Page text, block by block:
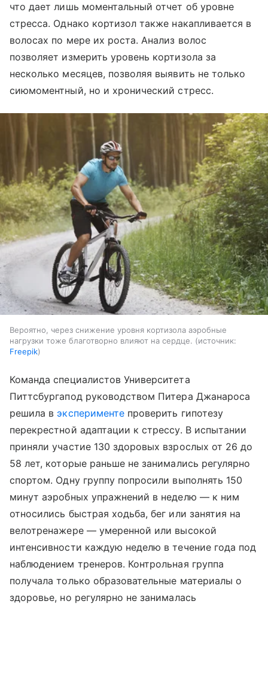
что дает лишь моментальный отчет об уровне
стресса. Однако кортизол также накапливается в
волосах по мере их роста. Анализ волос
позволяет измерить уровень кортизола за
несколько месяцев, позволяя выявить не только
сиюмоментный, но и хронический стресс.
Вероятно, через снижение уровня кортизола аэробные
нагрузки тоже благотворно влияют на сердце.
источник:
Freepik
Команда специалистов Университета
Питтсбургапод руководством Питера Джанароса
решила в эксперименте проверить гипотезу
перекрестной адаптации к стрессу. В испытании
приняли участие 130 здоровых взрослых от 26 до
58 лет, которые раньше не занимались регулярно
спортом. Одну группу попросили выполнять 150
минут аэробных упражнений в неделю — к ним
относились быстрая ходьба, бег или занятия на
велотренажере — умеренной или высокой
интенсивности каждую неделю в течение года под
наблюдением тренеров. Контрольная группа
получала только образовательные материалы о
здоровье, но регулярно не занималась